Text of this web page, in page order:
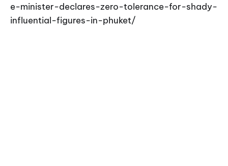
e-minister-declares-zero-tolerance-for-shady-
influential-figures-in-phuket/